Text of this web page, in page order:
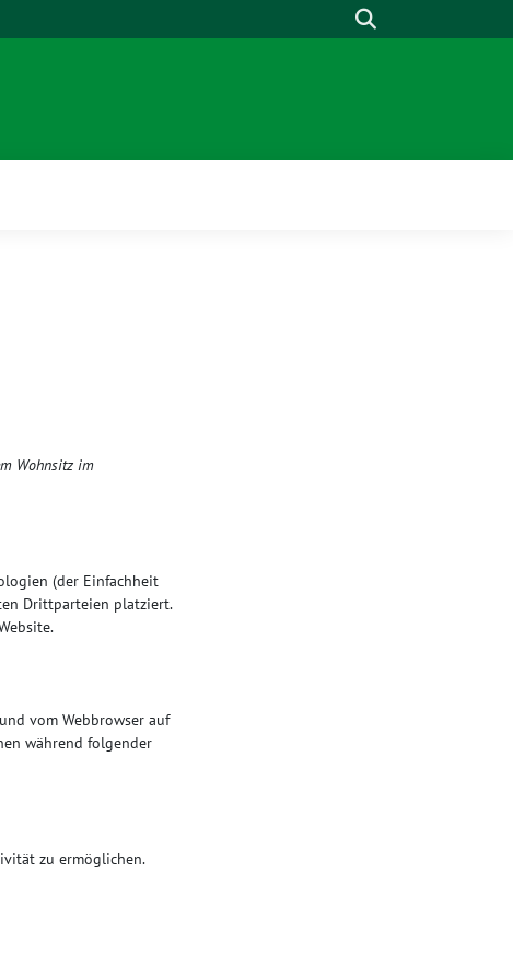
Suche
Wohnsitz im
(der Einfachheit
Drittparteien platziert.
vom Webbrowser auf
während folgender
zu ermöglichen.